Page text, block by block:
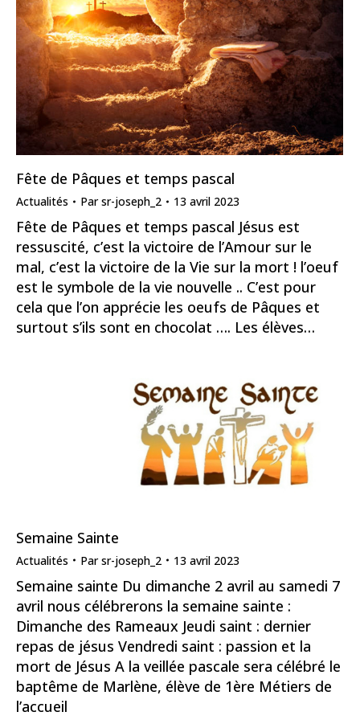
Fête de Pâques et temps pascal
Actualités Parsr-joseph_2 13 avril 2023
Fête de Pâques et temps pascal Jésus est
ressuscité, c’est la victoire de l’Amour sur le
mal, c’est la victoire de la Vie sur la mort ! l’oeuf
est le symbole de la vie nouvelle .. C’est pour
cela que l’on apprécie les oeufs de Pâques et
surtout s’ils sont en chocolat …. Les élèves…
Semaine Sainte
Actualités Parsr-joseph_2 13 avril 2023
Semaine sainte Du dimanche 2 avril au samedi 7
avril nous célébrerons la semaine sainte :
Dimanche des Rameaux Jeudi saint : dernier
repas de jésus Vendredi saint : passion et la
mort de Jésus A la veillée pascale sera célébré le
baptême de Marlène, élève de 1ère Métiers de
l’accueil